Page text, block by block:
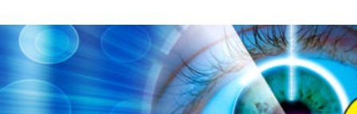
to
contentvinivida.lk